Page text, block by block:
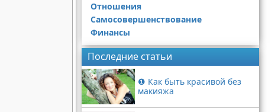
Отношения
Самосовершенствование
Финансы
Последние статьи
❶ Как быть красивой без
макияжа